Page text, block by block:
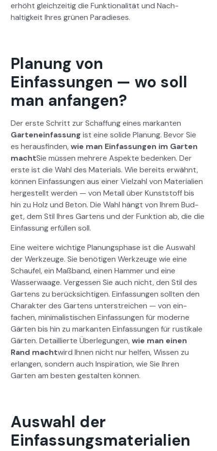
erhöht gle­ichzeit­ig die Funk­tion­al­ität und Nach­
haltigkeit Ihres grü­nen Paradieses.
Planung von
Einfassungen — wo soll
man anfangen?
Der erste Schritt zur Schaf­fung eines markan­ten
Gartene­in­fas­sung ist eine solide Pla­nung. Bevor Sie
es her­aus­find­en,wie man Ein­fas­sun­gen im Garten
machtSie müssen mehrere Aspek­te bedenken. Der
erste ist die Wahl des Mate­ri­als. Wie bere­its erwäh­nt,
kön­nen Ein­fas­sun­gen aus ein­er Vielzahl von Mate­ri­alien
hergestellt wer­den — von Met­all über Kun­st­stoff bis
hin zu Holz und Beton. Die Wahl hängt von Ihrem Bud­
get, dem Stil Ihres Gartens und der Funk­tion ab, die die
Ein­fas­sung erfüllen soll.
Eine weit­ere wichtige Pla­nungsphase ist die Auswahl
der Werkzeuge. Sie benöti­gen Werkzeuge wie eine
Schaufel, ein Maßband, einen Ham­mer und eine
Wasser­waage. Vergessen Sie auch nicht, den Stil des
Gartens zu berück­sichti­gen. Ein­fas­sun­gen soll­ten den
Charak­ter des Gartens unter­stre­ichen — von ein­
fachen, min­i­mal­is­tis­chen Ein­fas­sun­gen für mod­erne
Gärten bis hin zu markan­ten Ein­fas­sun­gen für rustikale
Gärten. Detail­lierte Über­legun­gen,wie man einen
Rand machtwird Ihnen nicht nur helfen, Wis­sen zu
erlan­gen, son­dern auch Inspi­ra­tion, wie Sie Ihren
Garten am besten gestal­ten kön­nen.
Auswahl der
Einfassungsmaterialien